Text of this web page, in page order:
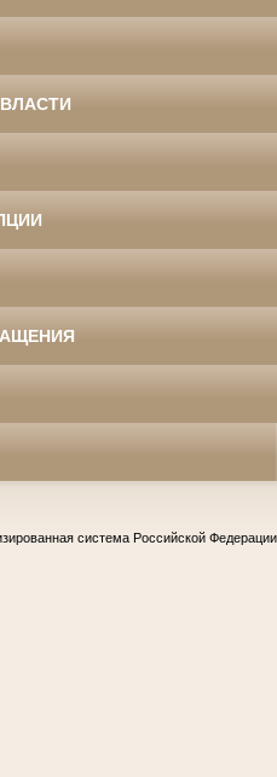
система Российской